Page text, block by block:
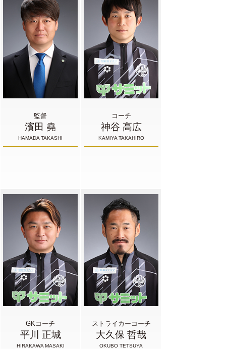
監督
濱田 堯
HAMADA TAKASHI
コーチ
神谷 高広
KAMIYA TAKAHIRO
GKコーチ
平川 正城
HIRAKAWA MASAKI
ストライカーコーチ
大久保 哲哉
OKUBO TETSUYA